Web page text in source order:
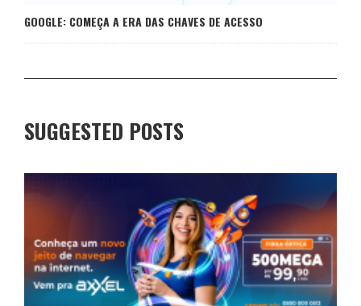
GOOGLE: COMEÇA A ERA DAS CHAVES DE ACESSO
SUGGESTED POSTS